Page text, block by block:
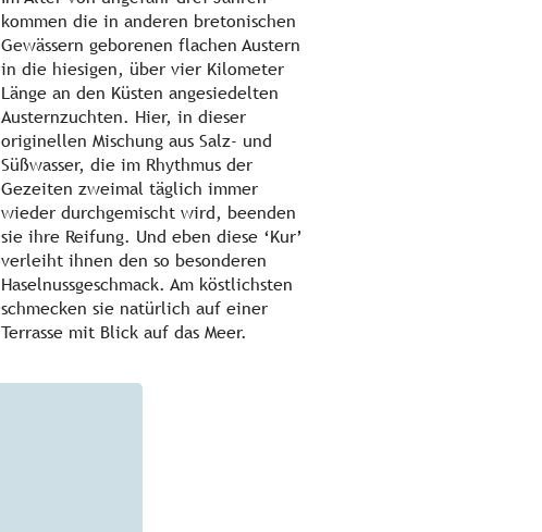
kommen die in anderen bretonischen
Gewässern geborenen flachen Austern
in die hiesigen, über vier Kilometer
Länge an den Küsten angesiedelten
Austernzuchten. Hier, in dieser
originellen Mischung aus Salz- und
Süßwasser, die im Rhythmus der
Gezeiten zweimal täglich immer
wieder durchgemischt wird, beenden
sie ihre Reifung. Und eben diese ‘Kur’
verleiht ihnen den so besonderen
Haselnussgeschmack. Am köstlichsten
schmecken sie natürlich auf einer
Terrasse mit Blick auf das Meer.